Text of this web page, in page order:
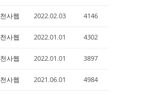
천사웹 2022.02.03 4146
천사웹 2022.01.01 4302
천사웹 2022.01.01 3897
천사웹 2021.06.01 4984